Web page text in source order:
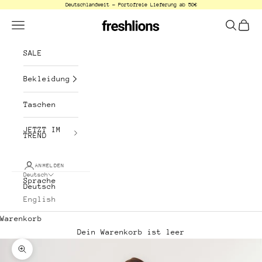
Zum Inhalt springenDeutschlandweit - Portofreie Lieferung ab 50€
freshlions
Menü Suchen
SALE
Bekleidung
Taschen
JETZT IM
TREND
ANMELDEN
Deutsch
Sprache
Deutsch
English
Warenkorb
Dein Warenkorb ist leer
Bild vergrößern